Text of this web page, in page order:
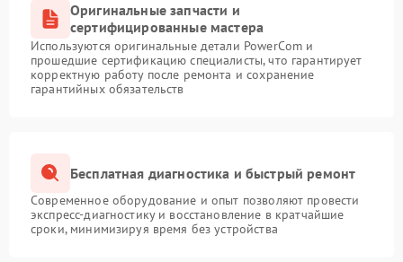
Оригинальные запчасти и
сертифицированные мастера
Используются оригинальные детали PowerCom и
прошедшие сертификацию специалисты, что гарантирует
корректную работу после ремонта и сохранение
гарантийных обязательств
Бесплатная диагностика и быстрый ремонт
Современное оборудование и опыт позволяют провести
экспресс-диагностику и восстановление в кратчайшие
сроки, минимизируя время без устройства